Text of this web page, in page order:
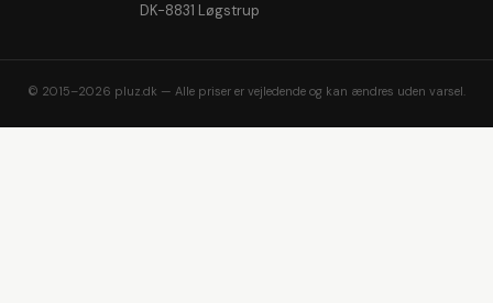
DK-8831 Løgstrup
© 2015–2026 pluz.dk — Alle priser er vejledende og kan ændres uden varsel.